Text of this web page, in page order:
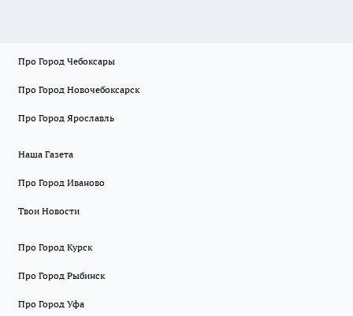
Про Город Чебоксары
Про Город Новочебоксарск
Про Город Ярославль
Наша Газета
Про Город Иваново
Твои Новости
Про Город Курск
Про Город Рыбинск
Про Город Уфа